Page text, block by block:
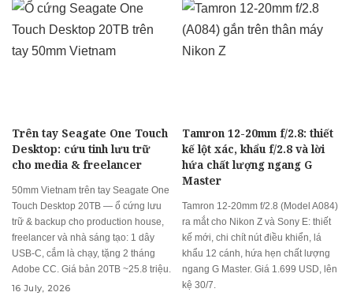
Trên tay Seagate One Touch
Desktop: cứu tinh lưu trữ
cho media & freelancer
50mm Vietnam trên tay Seagate One
Touch Desktop 20TB — ổ cứng lưu
trữ & backup cho production house,
freelancer và nhà sáng tạo: 1 dây
USB-C, cắm là chạy, tặng 2 tháng
Adobe CC. Giá bản 20TB ~25.8 triệu.
16 July, 2026
Tamron 12-20mm f/2.8: thiết
kế lột xác, khẩu f/2.8 và lời
hứa chất lượng ngang G
Master
Tamron 12-20mm f/2.8 (Model A084)
ra mắt cho Nikon Z và Sony E: thiết
kế mới, chi chít nút điều khiển, lá
khẩu 12 cánh, hứa hẹn chất lượng
ngang G Master. Giá 1.699 USD, lên
kệ 30/7.